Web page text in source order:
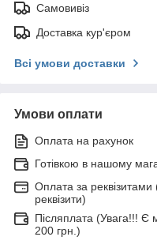
Самовивіз
Доставка кур'єром
Всі умови доставки
Умови оплати
Оплата на рахунок
Готівкою в нашому
Оплата за
реквізити)
Післяплата (Увага!!! Є
200 грн.)